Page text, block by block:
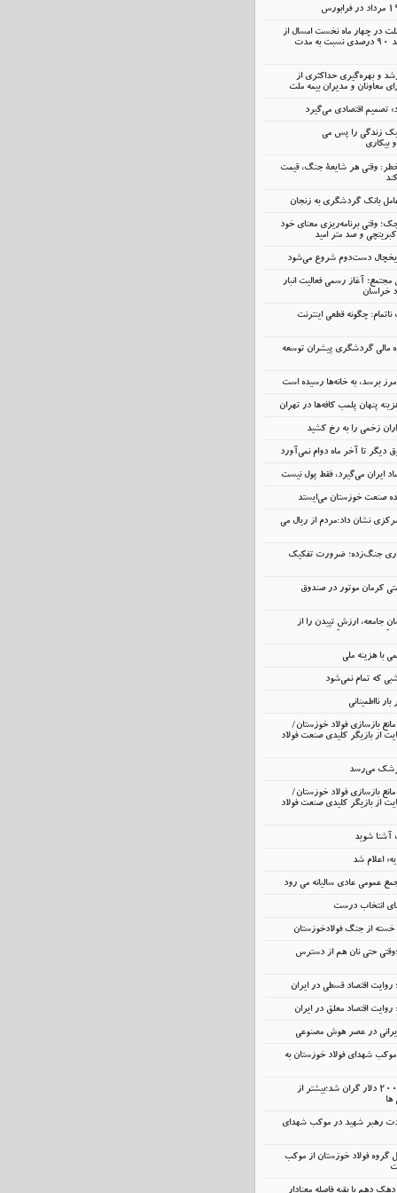
در چهار ماه نخست امسال از
14.5 همت گذشت؛ رشد 90 درصدی نسبت به مدت
و بهره‌گیری حداکثری از
معاونان و مدیران بیمه ملت
تصمیم اقتصادی می‌گیرد
زندگی را پس می
بیکاری
وقتی هر شایعهٔ جنگ، قیمت
وقتی برنامه‌ریزی معنای خود
و صد متر امید
یخچال دست‌دوم شروع می‌شود
آغاز رسمی فعالیت انبار
خراسان
چگونه قطعی اینترنت
مالی گردشگری پیشران توسعه
برسد، به خانه‌ها رسیده است
پنهان پلمب کافه‌ها در تهران
زخمی را به رخ کشید
دیگر تا آخر ماه دوام نمی‌آورد
ایران می‌گیرد، فقط پول نیست
صنعت خوزستان می‌ایستد
نشان داد:مردم از ریال می
جنگ‌زده؛ ضرورت تفکیک
کرمان موتور در صندوق
جامعه، ارزشِ تپیدن را از
با هزینه ملی
که تمام نمی‌شود
نااطمینانی
بازسازی فولاد خوزستان/
از بازیگر کلیدی صنعت فولاد
می‌رسد
بازسازی فولاد خوزستان/
از بازیگر کلیدی صنعت فولاد
آشنا شوید
اعلام شد
عمومی عادی سالیانه می رود
انتخاب درست
خسته‌ از جنگ فولادخوزستان
حتی نان هم از دسترس
اقتصاد قسطی در ایران
اقتصاد معلق در ایران
در عصر هوش مصنوعی
شهدای فولاد خوزستان به
آیفون و ایکس‌باکس ۲۰۰ دلار گران شد؛بیشتر از
ها
رهبر شهید در موکب شهدای
گروه فولاد خوزستان از موکب